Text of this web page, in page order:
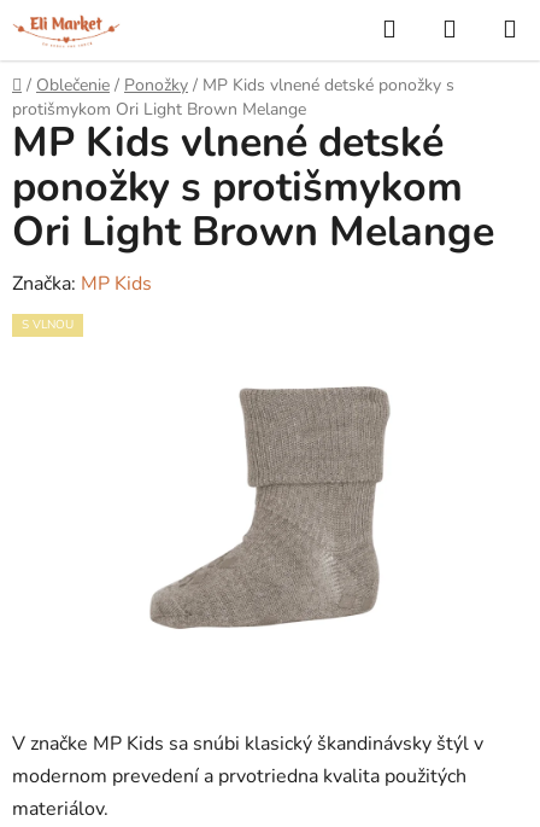
Prejsť
na
obsah
Hľadať
KOŠÍK
Domov
/ Oblečenie / Ponožky / MP Kids vlnené detské ponožky s
protišmykom Ori Light Brown Melange
V značke MP Kids sa snúbi klasický škandinávsky štýl v
modernom prevedení a prvotriedna kvalita použitých
materiálov.
MP Kids vlnené detské
ponožky s protišmykom
Ori Light Brown Melange
Značka: MP Kids
S VLNOU